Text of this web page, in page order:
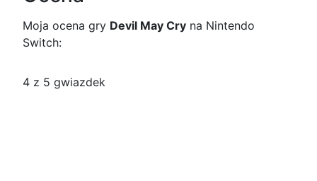
Moja ocena gry Devil May Cry na Nintendo
Switch:
4 z 5 gwiazdek